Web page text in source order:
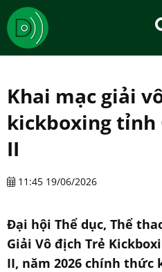
Khai mạc giải
kickboxing tỉnh
II
11:45 19/06/2026
Đại hội Thể dục, Thể
Giải Vô địch Trẻ
II, năm 2026 chính